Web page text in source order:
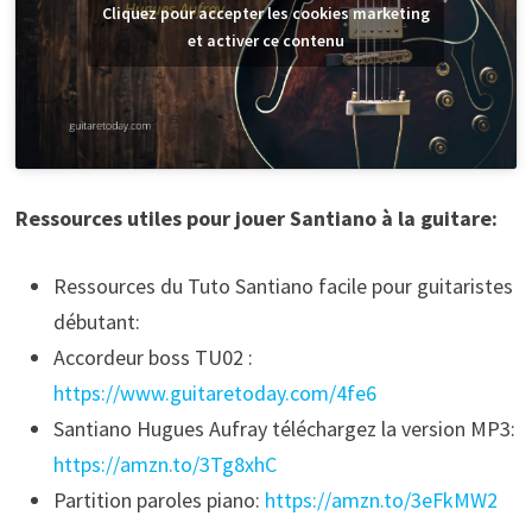
Cliquez pour accepter les cookies marketing
et activer ce contenu
Ressources utiles pour jouer Santiano à la guitare:
Ressources du Tuto Santiano facile pour guitaristes
débutant:
Accordeur boss TU02 :
https://www.guitaretoday.com/4fe6
Santiano Hugues Aufray téléchargez la version MP3:
https://amzn.to/3Tg8xhC
Partition paroles piano: https://amzn.to/3eFkMW2